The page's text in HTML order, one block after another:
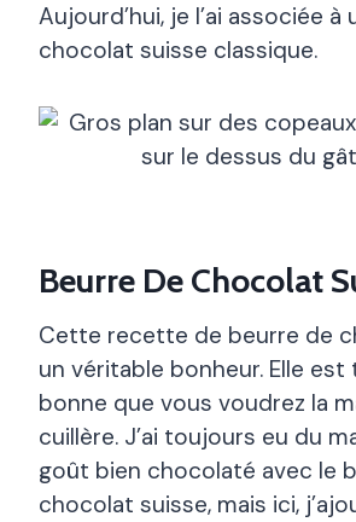
Aujourd’hui, je l’ai associée
chocolat suisse classique.
Beurre De Chocolat
Cette recette de beurre de
un véritable bonheur. Elle
bonne que vous voudrez la
cuillère. J’ai toujours eu du
goût bien chocolaté avec le
chocolat suisse, mais ici,